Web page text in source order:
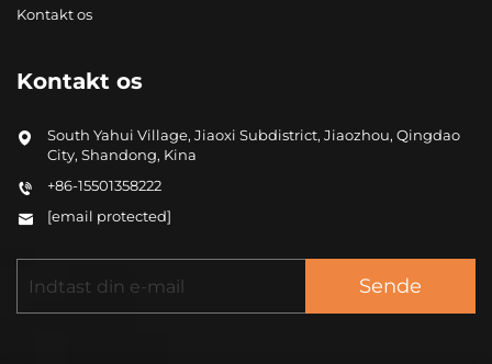
Kontakt os
Kontakt os
South Yahui Village, Jiaoxi Subdistrict, Jiaozhou, Qingdao
City, Shandong, Kina
+86-15501358222
[email protected]
Sende